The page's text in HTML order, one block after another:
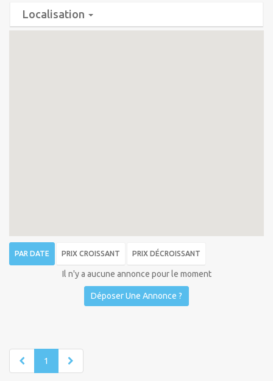
Localisation
PAR DATE PRIX CROISSANT PRIX DÉCROISSANT
Il n'y a aucune annonce pour le moment
Déposer Une Annonce ?
1